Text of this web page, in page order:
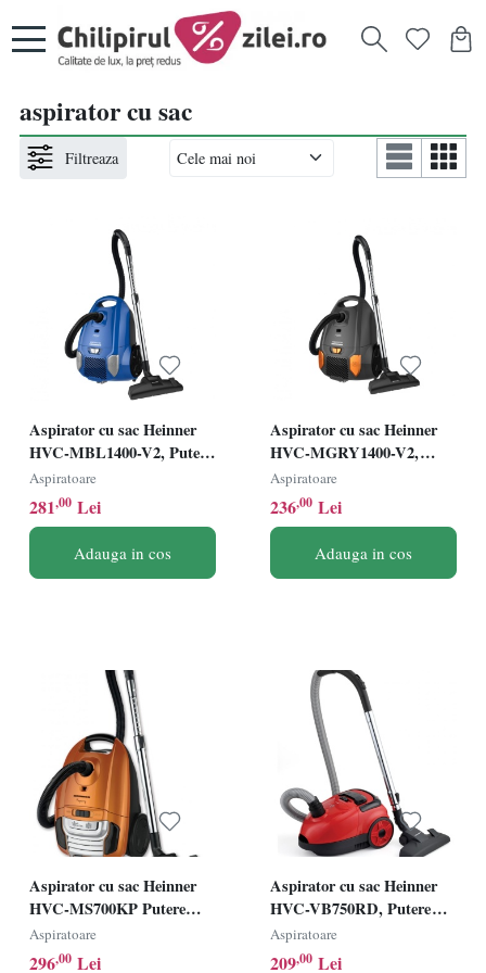
aspirator cu sac
Filtreaza
Aspirator cu sac Heinner
HVC-MBL1400-V2, Putere
700W, Sac textil,
Capacitate 3L, Putere
variabila, Tub telescopic
metalic, Albastru
Aspiratoare
281,00 Lei
Adauga in cos
Aspirator cu sac Heinner
HVC-MGRY1400-V2,
Putere 700W, Sac textil,
Capacitate 3L, Putere
variabila, Tub telescopic
metalic, Negru
Aspiratoare
236,00 Lei
Adauga in cos
Aspirator cu sac Heinner
HVC-MS700KP Putere
700W, Capacitate 3L,
Variator putere, Maro
Aspiratoare
296,00 Lei
Aspirator cu sac Heinner
HVC-VB750RD, Putere
750W, Sac textil 1.6L,
Control variabil al puterii,
Aspiratoare
209,00 Lei